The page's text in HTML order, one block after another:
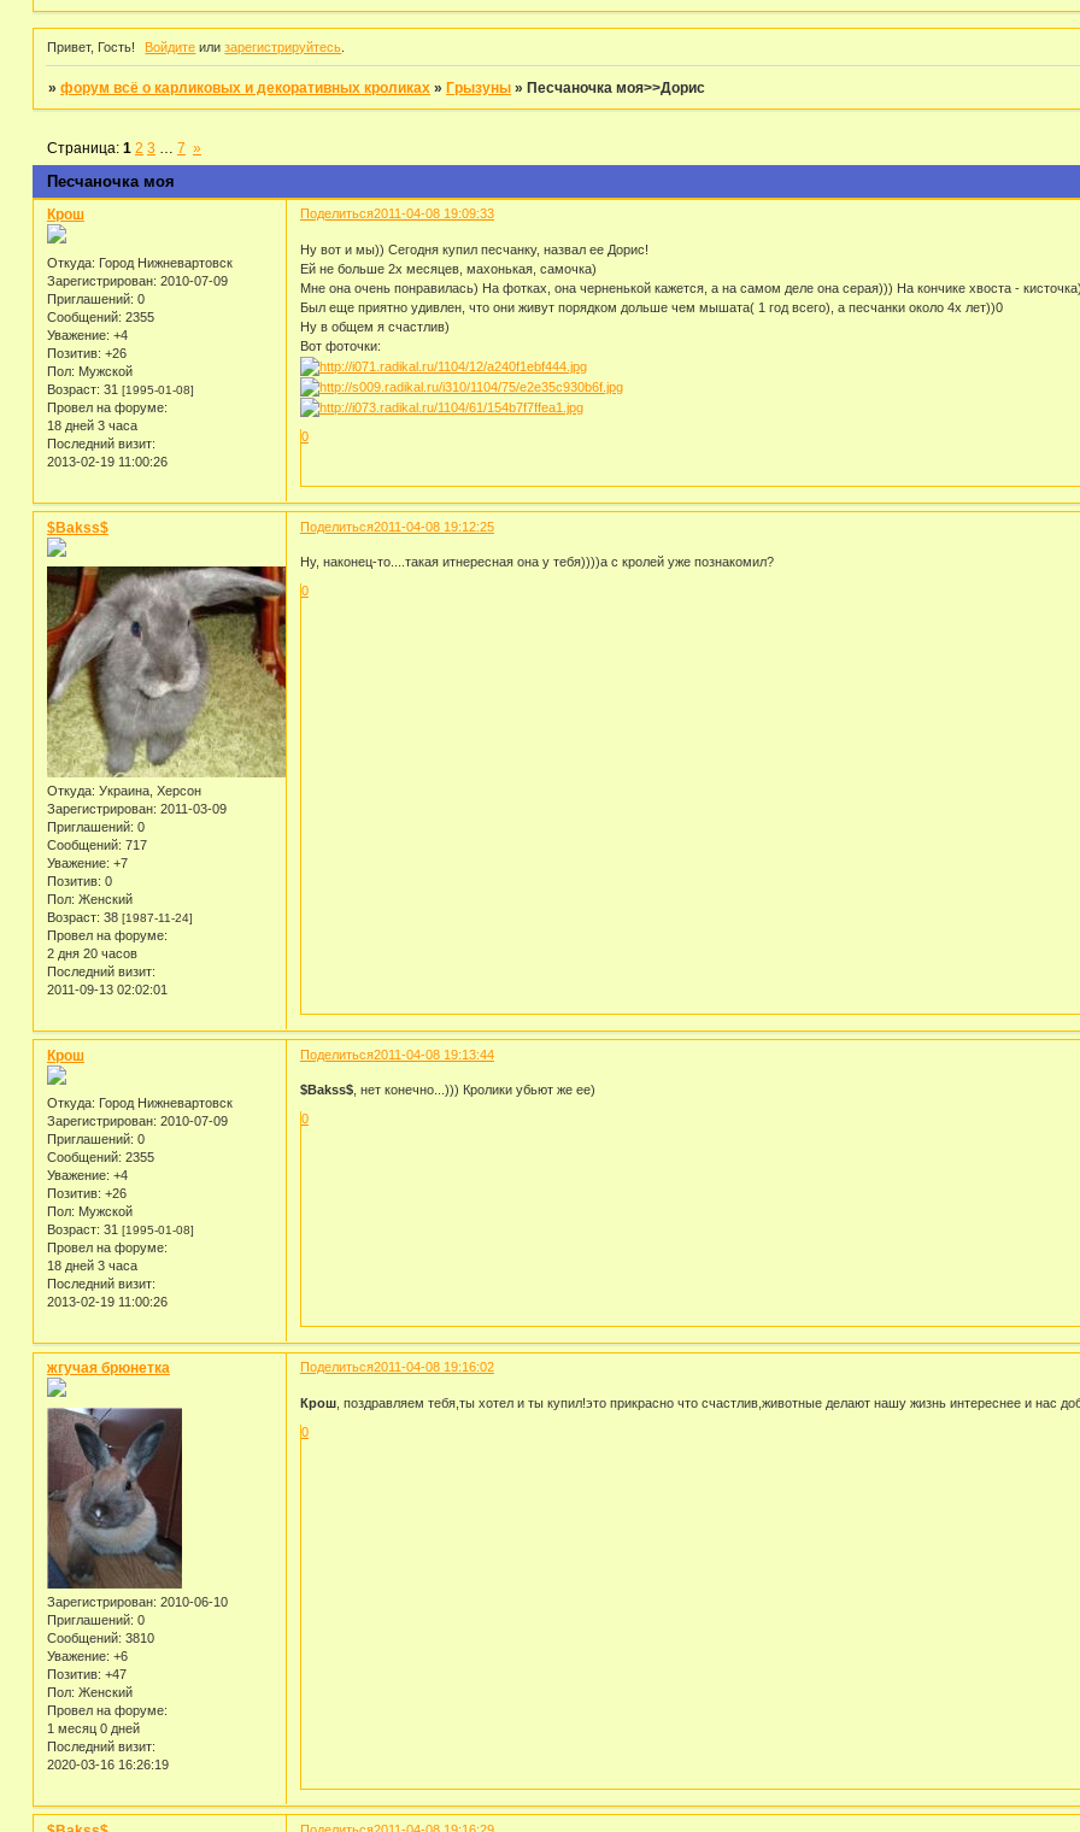
Привет, Гость! Войдите илизарегистрируйтесь
» форум всё о карликовых и декоративных кроликах » Грызуны » Песчаночка моя>>Дорис
Песчаночка моя
Страница: 1 2 3 … 7 »
Поделиться2011-04-08 19:09:33
Крош
Откуда: Город Нижневартовск
Зарегистрирован: 2010-07-09
Приглашений: 0
Сообщений: 2355
Уважение: +4
Позитив: +26
Пол: Мужской
Возраст: 31 [1995-01-08]
Провел на форуме:
18 дней 3 часа
Последний визит:
2013-02-19 11:00:26
Ну вот и мы)) Сегодня купил песчанку, назвал ее Дорис!
Ей не больше 2х месяцев, махонькая, самочка)
Мне она очень понравилась) На фотках, она черненькой кажется, а на самом деле она серая))) На кончике хвоста -
Был еще приятно удивлен, что они живут порядком дольше чем мышата( 1 год всего), а песчанки около 4х лет))0
Ну в общем я счастлив)
Вот фоточки:
0
Поделиться2011-04-08 19:12:25
$Bakss$
Откуда: Украина, Херсон
Зарегистрирован: 2011-03-09
Приглашений: 0
Сообщений: 717
Уважение: +7
Позитив: 0
Пол: Женский
Возраст: 38 [1987-11-24]
Провел на форуме:
2 дня 20 часов
Последний визит:
2011-09-13 02:02:01
Ну, наконец-то....такая итнересная она у тебя))))а с кролей уже познакомил?
0
Поделиться2011-04-08 19:13:44
Крош
Откуда: Город Нижневартовск
Зарегистрирован: 2010-07-09
Приглашений: 0
Сообщений: 2355
Уважение: +4
Позитив: +26
Пол: Мужской
Возраст: 31 [1995-01-08]
Провел на форуме:
18 дней 3 часа
Последний визит:
2013-02-19 11:00:26
$Bakss$, нет конечно...))) Кролики убьют же ее)
0
Поделиться2011-04-08 19:16:02
жгучая брюнетка
Зарегистрирован: 2010-06-10
Приглашений: 0
Сообщений: 3810
Уважение: +6
Позитив: +47
Пол: Женский
Провел на форуме:
1 месяц 0 дней
Последний визит:
2020-03-16 16:26:19
Крош, поздравляем тебя,ты хотел и ты купил!это прикрасно что счастлив,животные делают нашу жизнь интереснее и нас
0
Поделиться2011-04-08 19:16:29